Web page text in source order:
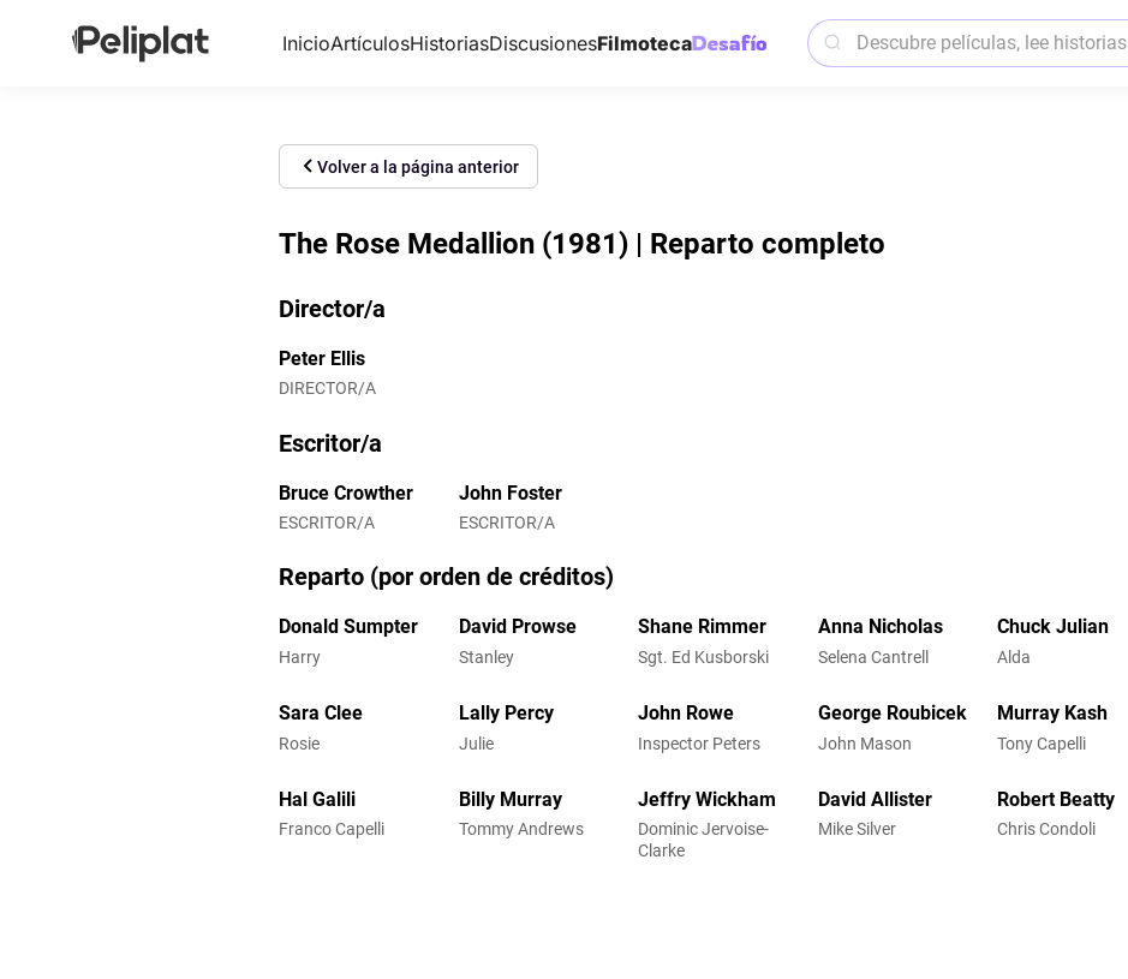
InicioArtículosHistoriasDiscusionesFilmoteca
Volver a la página anterior
The Rose Medallion (1981) | Reparto completo
Director/a
Peter Ellis
DIRECTOR/A
Escritor/a
Bruce Crowther
ESCRITOR/A
John Foster
ESCRITOR/A
Reparto (por orden de créditos)
Donald Sumpter
Harry
David Prowse
Stanley
Shane Rimmer
Sgt. Ed Kusborski
Anna Nicholas
Selena Cantrell
Chuck Julian
Alda
Sara Clee
Rosie
Lally Percy
Julie
John Rowe
Inspector Peters
George Roubicek
John Mason
Murray Kash
Tony Capelli
Hal Galili
Franco Capelli
Billy Murray
Tommy Andrews
Jeffry Wickham
Dominic Jervoise-
Clarke
David Allister
Mike Silver
Robert Beatty
Chris Condoli